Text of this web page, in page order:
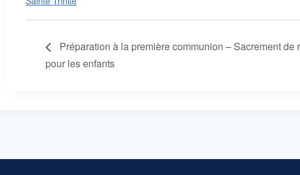
Préparation à la première communion – Sacrement de
pour les enfants